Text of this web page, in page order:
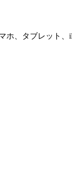
、タブレット